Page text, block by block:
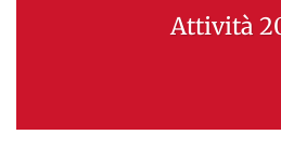
Attività